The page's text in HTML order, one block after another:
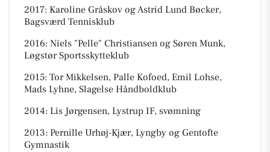
2017: Karoline Gråskov og Astrid Lund Bøcker,
Bagsværd Tennisklub
2016: Niels "Pelle" Christiansen og Søren Munk,
Løgstør Sportsskytteklub
2015: Tor Mikkelsen, Palle Kofoed, Emil Lohse,
Mads Lyhne, Slagelse Håndboldklub
2014: Lis Jørgensen, Lystrup IF, svømning
2013: Pernille Urhøj-Kjær, Lyngby og Gentofte
Gymnastik